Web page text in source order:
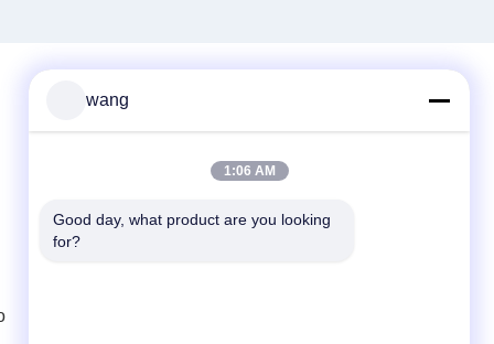
86-029-33786435
wang
1:06 AM
Good day, what product are you looking
for?